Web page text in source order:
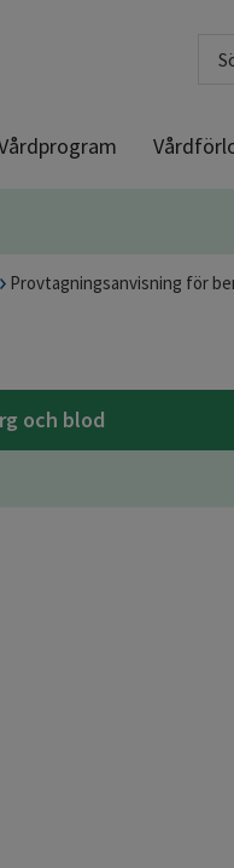
Provtagningsanvisning för
och blod